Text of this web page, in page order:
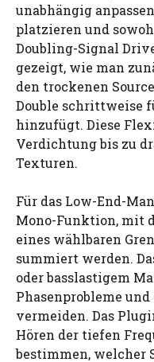
unabhängig
platzieren und
Doubling-Signal
gezeigt, wie man
den trockenen
Double schrittweise
hinzufügt. Diese
Verdichtung bis zu
Texturen.
Für das Low-End-
Mono-Funktion, mit
eines wählbaren
summiert werden.
oder basslastigem
Phasenprobleme
vermeiden. Das
Hören der tiefen
bestimmen, welcher